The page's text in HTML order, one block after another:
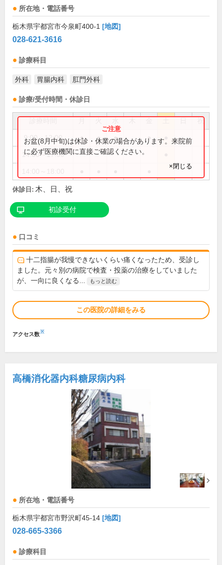
所在地・電話番号
栃木県宇都宮市今泉町400-1 [地図]
028-621-3616
診療科目
外科 胃腸内科 肛門外科
診療/受付時間・休診日
祝
9:00～12:00 ● ● ● ●
14:00～17:00
お盆(8月中旬)は休診・休業の場合があります。来院前
に必ず医療機関に直接ご確認ください。
×閉じる
休診日: 木、日、祝
初診受付
口コミ
十二指腸が我慢できないくらい痛くなったため、受診し
ました。元々別の病院で検査・投薬の治療をしていました
が、一向に良くなる...
もっと読む
この医院の詳細をみる
アクセス数※
高橋消化器内科糖尿病内科
所在地・電話番号
栃木県宇都宮市野沢町45-14 [地図]
028-665-3366
診療科目